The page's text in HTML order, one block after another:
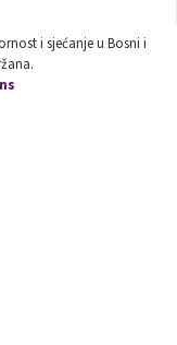
i sjećanje u Bosni i